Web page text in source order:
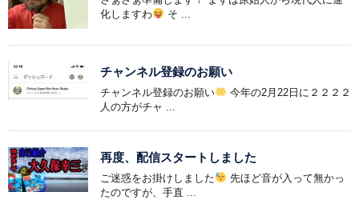
化しますわ
そ ...
チャンネル登録のお願い
チャンネル登録のお願い
今年の2月22日に２２２２
人の方がチャ ...
再度、配信スタートしました
ご迷惑をお掛けしました
先ほど音が入って無かっ
たのですが、手直 ...